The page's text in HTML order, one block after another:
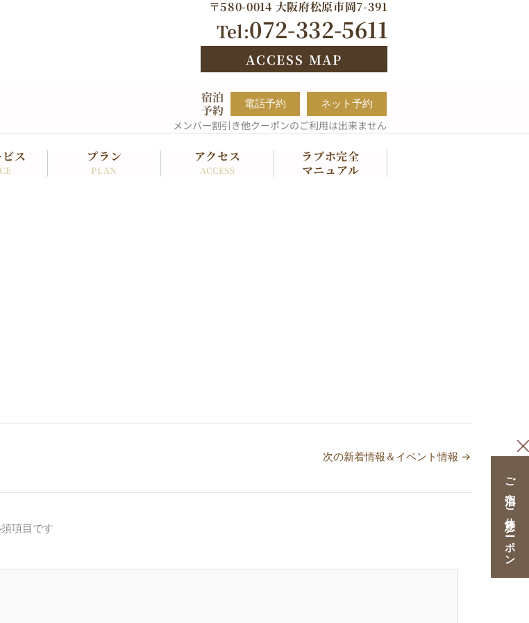
〒580-0014 大阪府松原市岡7-391
Tel:072-332-5611
ACCESS MAP
宿泊
予約
電話予約 ネット予約
メンバー割引き他クーポンのご利用は出来ません
ス プラン
PLAN
アクセス
ACCESS
ラブホ完全
マニュアル
次の新着情報＆イベント情報 →
項目です ご宿泊・ご休憩クーポン